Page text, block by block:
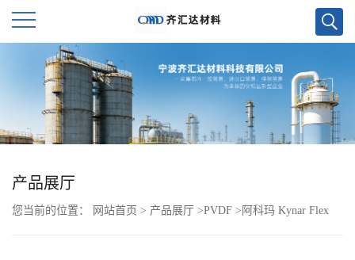
首
页
公
产品展厅
您当前的位置： 网站首页 > 产品展厅 >PVDF > 阿科玛 Kynar Flex